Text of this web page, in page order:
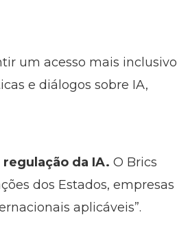
um acesso mais inclusivo
e diálogos sobre IA,
da IA. O Brics
dos Estados, empresas
aplicáveis”.